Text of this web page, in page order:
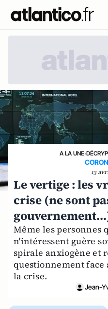
A LA UNE›
13
Le vertige : les
crise (ne sont
Même les personnes
n'intéressent guère
spirale anxiogène et
questionnement
la crise.
Jean-